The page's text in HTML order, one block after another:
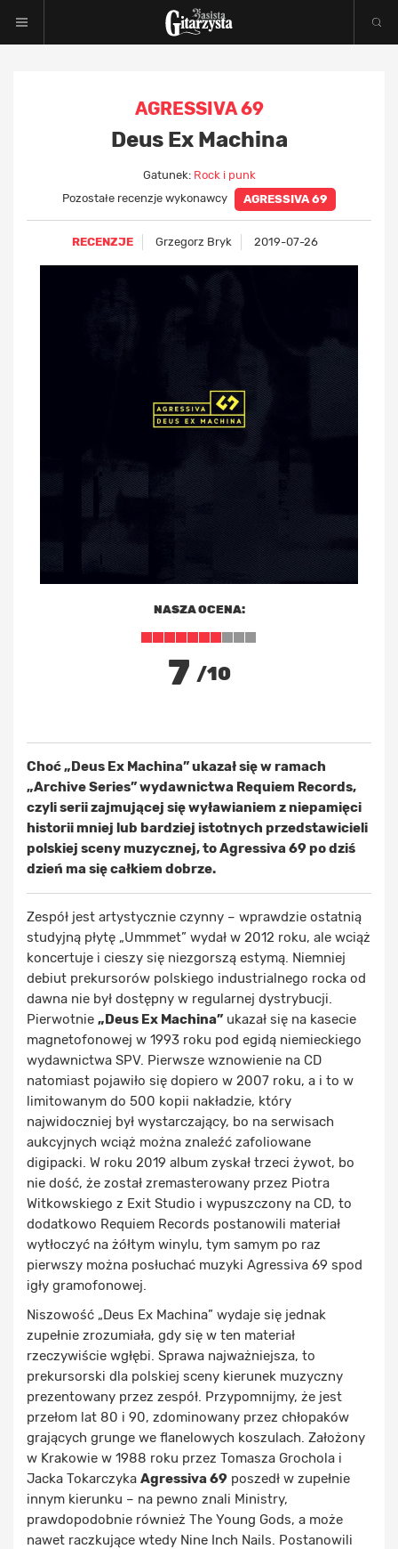
AGRESSIVA 69
Deus Ex Machina
Gatunek: Rock i punk
Pozostałe recenzje wykonawcy
AGRESSIVA 69
RECENZJE Grzegorz Bryk 2019-07-26
NASZA OCENA:
7 /10
Choć „Deus Ex Machina” ukazał się w ramach
„Archive Series” wydawnictwa Requiem Records,
czyli serii zajmującej się wyławianiem z niepamięci
historii mniej lub bardziej istotnych przedstawicieli
polskiej sceny muzycznej, to Agressiva 69 po dziś
dzień ma się całkiem dobrze.
Zespół jest artystycznie czynny – wprawdzie ostatnią
studyjną płytę „Ummmet” wydał w 2012 roku, ale wciąż
koncertuje i cieszy się niezgorszą estymą. Niemniej
debiut prekursorów polskiego industrialnego rocka od
dawna nie był dostępny w regularnej dystrybucji.
Pierwotnie „Deus Ex Machina” ukazał się na kasecie
magnetofonowej w 1993 roku pod egidą niemieckiego
wydawnictwa SPV. Pierwsze wznowienie na CD
natomiast pojawiło się dopiero w 2007 roku, a i to w
limitowanym do 500 kopii nakładzie, który
najwidoczniej był wystarczający, bo na serwisach
aukcyjnych wciąż można znaleźć zafoliowane
digipacki. W roku 2019 album zyskał trzeci żywot, bo
nie dość, że został zremasterowany przez Piotra
Witkowskiego z Exit Studio i wypuszczony na CD, to
dodatkowo Requiem Records postanowili materiał
wytłoczyć na żółtym winylu, tym samym po raz
pierwszy można posłuchać muzyki Agressiva 69 spod
igły gramofonowej.
Niszowość „Deus Ex Machina” wydaje się jednak
zupełnie zrozumiała, gdy się w ten materiał
rzeczywiście wgłębi. Sprawa najważniejsza, to
prekursorski dla polskiej sceny kierunek muzyczny
prezentowany przez zespół. Przypomnijmy, że jest
przełom lat 80 i 90, zdominowany przez chłopaków
grających grunge we flanelowych koszulach. Założony
w Krakowie w 1988 roku przez Tomasza Grochola i
Jacka Tokarczyka Agressiva 69 poszedł w zupełnie
innym kierunku – na pewno znali Ministry,
prawdopodobnie również The Young Gods, a może
nawet raczkujące wtedy Nine Inch Nails. Postanowili